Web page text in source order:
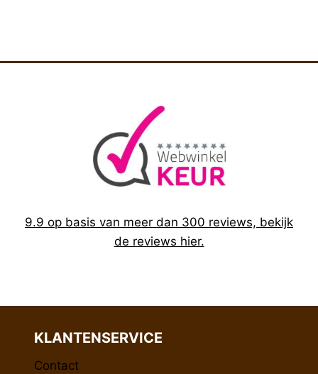
reinigend en
lavendelolie*(bevat
linalool*) en
lemongrassolie* (bevat
citral*); water tot 100%, *
= Biologisch
9.9 op basis van meer dan 300 reviews, bekijk
de reviews hier.
KLANTENSERVICE
Contact